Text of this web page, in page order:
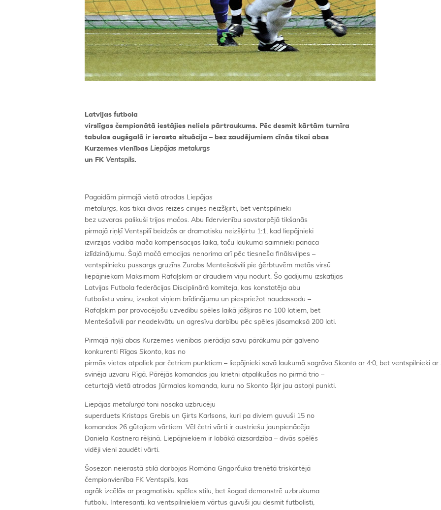
Latvijas futbola
virslīgas čempionātā iestājies neliels pārtraukums. Pēc desmit kārtām turnīra
tabulas augšgalā ir ierasta situācija – bez zaudējumiem cīnās tikai abas
Kurzemes vienības Liepājas metalurgs
un FK Ventspils.
Pagaidām pirmajā vietā atrodas Liepājas
metalurgs, kas tikai divas reizes cīnījies neizšķirti, bet ventspilnieki
bez uzvaras palikuši trijos mačos. Abu līdervienību savstarpējā tikšanās
pirmajā riņķī Ventspilī beidzās ar dramatisku neizšķirtu 1:1, kad liepājnieki
izvirzījās vadībā mača kompensācijas laikā, taču laukuma saimnieki panāca
izlīdzinājumu. Šajā mačā emocijas nenorima arī pēc tiesneša finālsvilpes –
ventspilnieku pussargs gruzīns Zurabs Mentešašvili pie ģērbtuvēm metās virsū
liepājniekam Maksimam Rafaļskim ar draudiem viņu nodurt. Šo gadījumu izskatījas
Latvijas Futbola federācijas Disciplinārā komiteja, kas konstatēja abu
futbolistu vainu, izsakot viņiem brīdinājumu un piespriežot naudassodu –
Rafaļskim par provocējošu uzvedību spēles laikā jāšķiras no 100 latiem, bet
Mentešašvili par neadekvātu un agresīvu darbību pēc spēles jāsamaksā 200 lati.
Pirmajā riņķī abas Kurzemes vienības pierādīja savu pārākumu pār galveno
konkurenti Rīgas Skonto, kas no
pirmās vietas atpaliek par četriem punktiem – liepājnieki savā laukumā sagrāva Skonto ar 4:0, bet ventspilnieki ar
svinēja uzvaru Rīgā. Pārējās komandas jau krietni atpalikušas no pirmā trio –
ceturtajā vietā atrodas Jūrmalas komanda, kuru no Skonto šķir jau astoņi punkti.
Liepājas metalurgā toni nosaka uzbrucēju
superduets Kristaps Grebis un Ģirts Karlsons, kuri pa diviem guvuši 15 no
komandas 26 gūtajiem vārtiem. Vēl četri vārti ir austriešu jaunpienācēja
Daniela Kastnera rēķinā. Liepājniekiem ir labākā aizsardzība – divās spēlēs
vidēji vieni zaudēti vārti.
Šosezon neierastā stilā darbojas Romāna Grigorčuka trenētā trīskārtējā
čempionvienība FK Ventspils, kas
agrāk izcēlās ar pragmatisku spēles stilu, bet šogad demonstrē uzbrukuma
futbolu. Interesanti, ka ventspilniekiem vārtus guvuši jau desmit futbolisti,